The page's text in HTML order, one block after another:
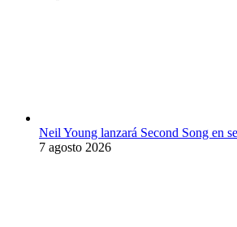
Neil Young lanzará Second Song en
7 agosto 2026